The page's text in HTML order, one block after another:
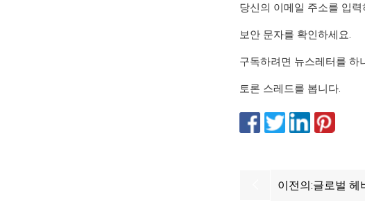
당신의 이메일 주소를 입력
보안 문자를 확인하세요.
구독하려면 뉴스레터를 하
토론 스레드를 봅니다.
이전의:글로벌 헤